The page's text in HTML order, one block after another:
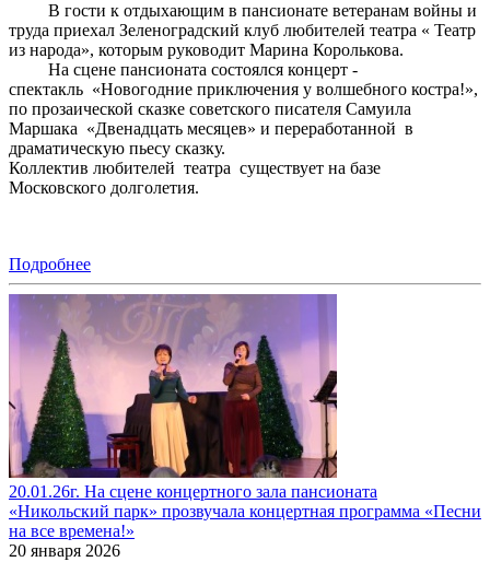
В гости к отдыхающим в пансионате ветеранам войны и
труда приехал Зеленоградский клуб любителей театра « Театр
из народа», которым руководит Марина Королькова.
На сцене пансионата состоялся концерт -
спектакль «Новогодние приключения у волшебного костра!»,
по прозаической сказке советского писателя Самуила
Маршака «Двенадцать месяцев» и переработанной в
драматическую пьесу сказку.
Коллектив любителей театра существует на базе
Московского долголетия.
Подробнее
20.01.26г. На сцене концертного зала пансионата
«Никольский парк» прозвучала концертная программа «Песни
на все времена!»
20 января 2026